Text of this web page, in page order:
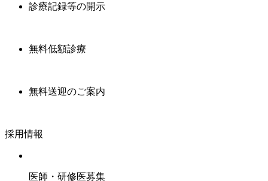
診療記録等の開示
無料低額診療
無料送迎のご案内
採用情報
医師・研修医募集